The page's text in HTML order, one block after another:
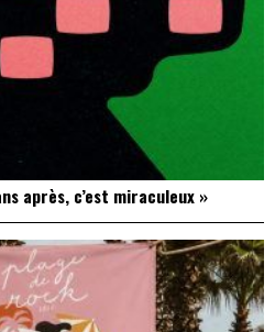
après, c’est miraculeux »